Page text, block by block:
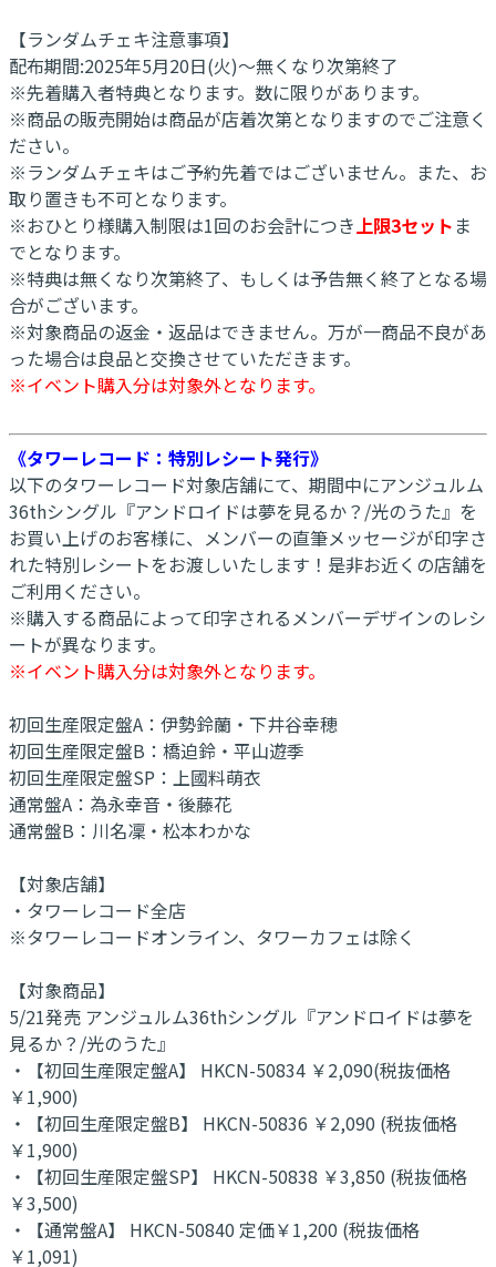
【ランダムチェキ注意事項】
配布期間:2025年5月20日(火)～無くなり次第終了
※先着購入者特典となります。数に限りがあります。
※商品の販売開始は商品が店着次第となりますのでご注意く
ださい。
※ランダムチェキはご予約先着ではございません。また、お
取り置きも不可となります。
※おひとり様購入制限は1回のお会計につき上限3セット ま
でとなります。
※特典は無くなり次第終了、もしくは予告無く終了となる場
合がございます。
※対象商品の返金・返品はできません。万が一商品不良があ
った場合は良品と交換させていただきます。
※イベント購入分は対象外となります。
《タワーレコード：特別レシート発行》
以下のタワーレコード対象店舗にて、期間中にアンジュルム
36thシングル『アンドロイドは夢を見るか？/光のうた』を
お買い上げのお客様に、メンバーの直筆メッセージが印字さ
れた特別レシートをお渡しいたします！是非お近くの店舗を
ご利用ください。
※購入する商品によって印字されるメンバーデザインのレシ
ートが異なります。
※イベント購入分は対象外となります。
初回生産限定盤A：伊勢鈴蘭・下井谷幸穂
初回生産限定盤B：橋迫鈴・平山遊季
初回生産限定盤SP：上國料萌衣
通常盤A：為永幸音・後藤花
通常盤B：川名凜・松本わかな
【対象店舗】
・タワーレコード全店
※タワーレコードオンライン、タワーカフェは除く
【対象商品】
5/21発売 アンジュルム36thシングル『アンドロイドは夢を
見るか？/光のうた』
・【初回生産限定盤A】 HKCN-50834 ￥2,090(税抜価格
￥1,900)
・【初回生産限定盤B】 HKCN-50836 ￥2,090 (税抜価格
￥1,900)
・【初回生産限定盤SP】 HKCN-50838 ￥3,850 (税抜価格
￥3,500)
・【通常盤A】 HKCN-50840 定価￥1,200 (税抜価格
￥1,091)